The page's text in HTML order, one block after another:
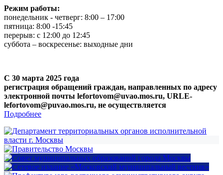
Режим работы:
понедельник - четверг: 8:00 – 17:00
пятница: 8:00 -15:45
перерыв: с 12:00 до 12:45
суббота – воскресенье: выходные дни
С 30 марта 2025 года
регистрация обращений граждан, направленных по адресу
электронной почты lefortovom@uvao.mos.ru, URLE-
lefortovom@puvao.mos.ru, не осуществляется
Подробнее